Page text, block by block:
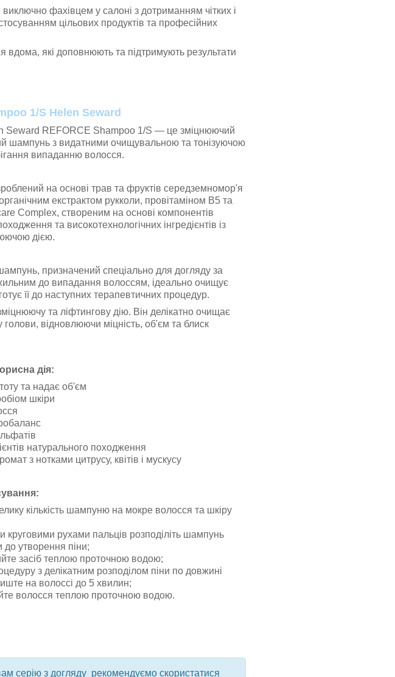
фахівцем у салоні з дотриманням чітких і
цільових продуктів та професійних
які доповнюють та підтримують результати
1/S Helen Seward
Seward REFORCE Shampoo 1/S — це зміцнюючий
шампунь з видатними очищувальною та тонізуючою
випаданню волосся.
на основі трав та фруктів середземномор'я
екстрактом рукколи, провітаміном В5 та
Complex, створеним на основі компонентів
та високотехнологічних інгредієнтів із
дією.
призначений спеціально для догляду за
до випадання волоссям, ідеально очищує
її до наступних терапевтичних процедур.
та ліфтингову дію. Він делікатно очищає
голови, відновлюючи міцність, об'єм та блиск
дія:
та надає об'єм
шкіри
натурального походження
з нотками цитрусу, квітів і мускусу
кількість шампуню на мокре волосся та шкіру
рухами пальців розподіліть шампунь
до утворення піни;
засіб теплою проточною водою;
з делікатним розподілом піни по довжині
на волоссі до 5 хвилин;
волосся теплою проточною водою.
серію з догляду рекомендуємо скористатися